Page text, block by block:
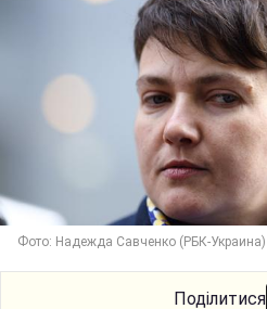
Фото: Надежда Савченко (РБК-Украина)
Поділитися